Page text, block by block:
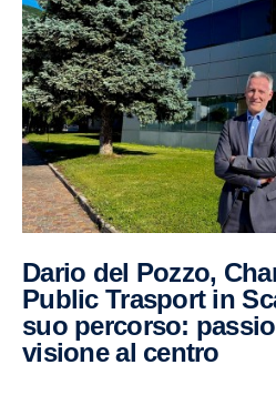
Dario del Pozzo, Channel Manager
Public Trasport in
suo percorso:
visione al centro